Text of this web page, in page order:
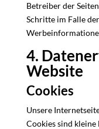
Betreiber der
Schritte im Falle
4.
Website
Cookies
Unsere
Cookies sind